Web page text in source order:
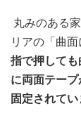
丸みのある
リアの「曲
指で押して
に両面テー
固定されてい